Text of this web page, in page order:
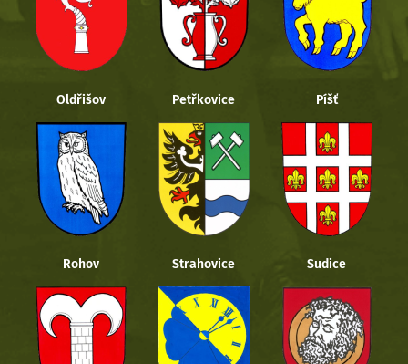
Oldřišov Petřkovice Píšť
Rohov Strahovice Sudice